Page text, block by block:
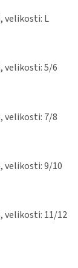
velikosti: L
velikosti: 5/6
velikosti: 7/8
velikosti: 9/10
velikosti: 11/12